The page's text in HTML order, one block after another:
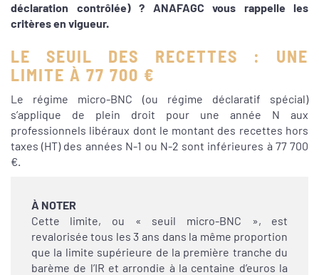
déclaration contrôlée) ? ANAFAGC vous rappelle les
critères en vigueur.
LE SEUIL DES RECETTES : UNE
LIMITE À 77 700 €
Le régime micro-BNC (ou régime déclaratif spécial)
s’applique de plein droit pour une année N aux
professionnels libéraux dont le montant des recettes hors
taxes (HT) des années N-1 ou N-2 sont inférieures à 77 700
€.
À NOTER
Cette limite, ou « seuil micro-BNC », est
revalorisée tous les 3 ans dans la même proportion
que la limite supérieure de la première tranche du
barème de l’IR et arrondie à la centaine d’euros la